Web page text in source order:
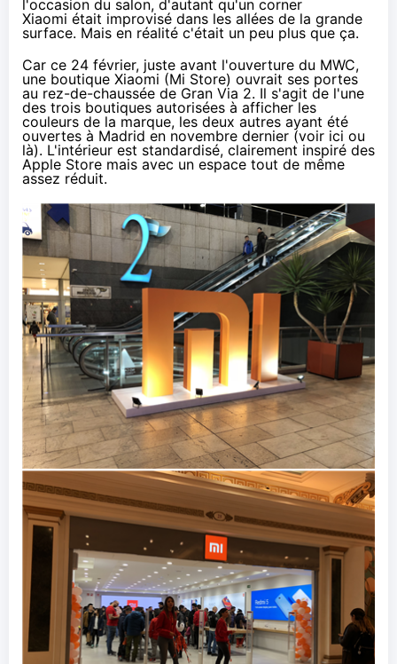
l'occasion du salon, d'autant qu'un corner
Xiaomi était improvisé dans les allées de la grande
surface. Mais en réalité c'était un peu plus que ça.
Car ce 24 février, juste avant l'ouverture du MWC,
une boutique Xiaomi (Mi Store) ouvrait ses portes
au rez-de-chaussée de Gran Via 2. Il s'agit de l'une
des trois boutiques autorisées à afficher les
couleurs de la marque, les deux autres ayant été
ouvertes à Madrid en novembre dernier (voir ici ou
là). L'intérieur est standardisé, clairement inspiré des
Apple Store mais avec un espace tout de même
assez réduit.